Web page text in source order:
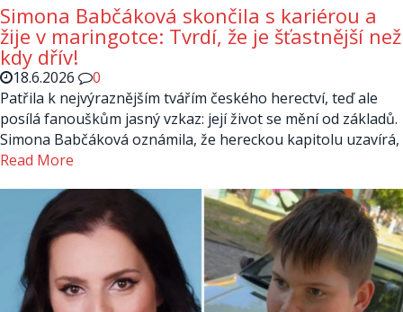
Simona Babčáková skončila s kariérou a
žije v maringotce: Tvrdí, že je šťastnější než
kdy dřív!
18.6.2026
0
Patřila k nejvýraznějším tvářím českého herectví, teď ale
posílá fanouškům jasný vzkaz: její život se mění od základů.
Simona Babčáková oznámila, že hereckou kapitolu uzavírá,
Read More